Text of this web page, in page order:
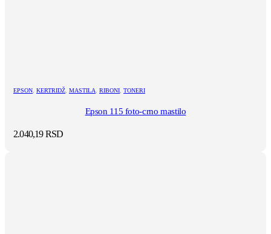
EPSON, KERTRIDŽ, MASTILA, RIBONI, TONERI
Epson 115 foto-crno mastilo
2.040,19RSD